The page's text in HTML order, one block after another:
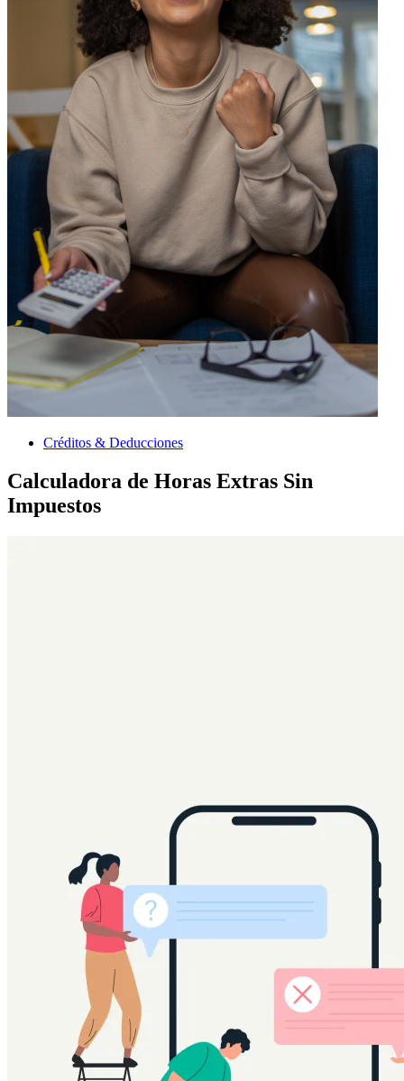
Créditos & Deducciones
Calculadora de Horas Extras Sin
Impuestos